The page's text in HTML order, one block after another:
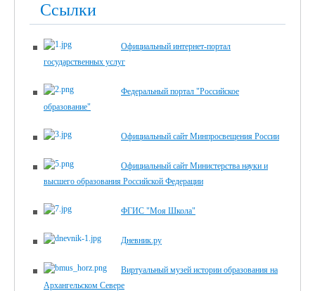
Ссылки
Официальный интернет-портал
государственных услуг
Федеральный портал "Российское
образование"
Официальный сайт Минпросвещения России
Официальный сайт Министерства науки и
высшего образования Российской Федерации
ФГИС "Моя Школа"
Дневник.ру
Виртуальный музей истории образования на
Архангельском Севере